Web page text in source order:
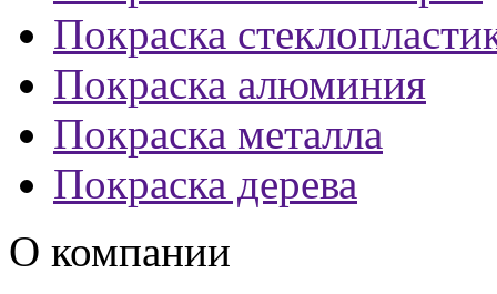
Покраска
Покраска алюминия
Покраска металла
Покраска дерева
О компании